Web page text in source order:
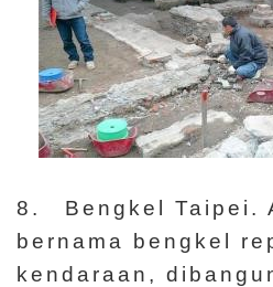
8. Bengkel Taipei.
bernama bengkel
kendaraan,